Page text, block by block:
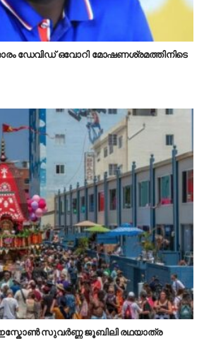
ഡേവിഡ് ഒവോറി മോഷണശ്രമത്തിനിടെ
സുവർണ്ണ ജൂബിലി രഥയാത്ര